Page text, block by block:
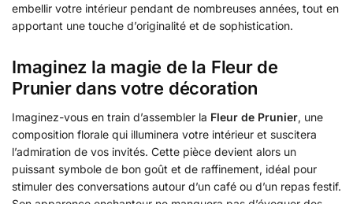
embellir votre intérieur pendant de nombreuses années, tout en
apportant une touche d’originalité et de sophistication.
Imaginez la magie de la Fleur de
Prunier dans votre décoration
Imaginez-vous en train d’assembler la Fleur de Prunier, une
composition florale qui illuminera votre intérieur et suscitera
l’admiration de vos invités. Cette pièce devient alors un
puissant symbole de bon goût et de raffinement, idéal pour
stimuler des conversations autour d’un café ou d’un repas festif.